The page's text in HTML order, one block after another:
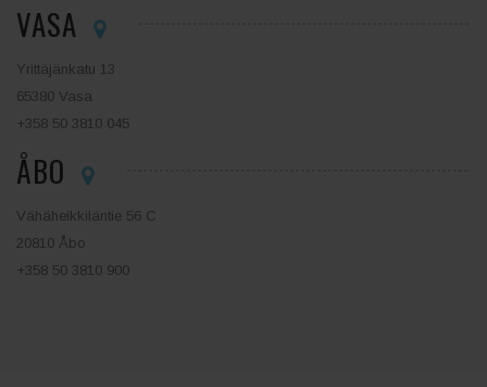
VASA
Yrittäjänkatu 13
65380 Vasa
+358 50 3810 045
ÅBO
Vähäheikkiläntie 56 C
20810 Åbo
+358 50 3810 900